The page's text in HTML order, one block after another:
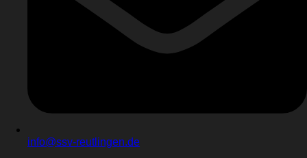
info@ssv-reutlingen.de